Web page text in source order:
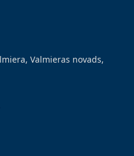
Valmieras novads,